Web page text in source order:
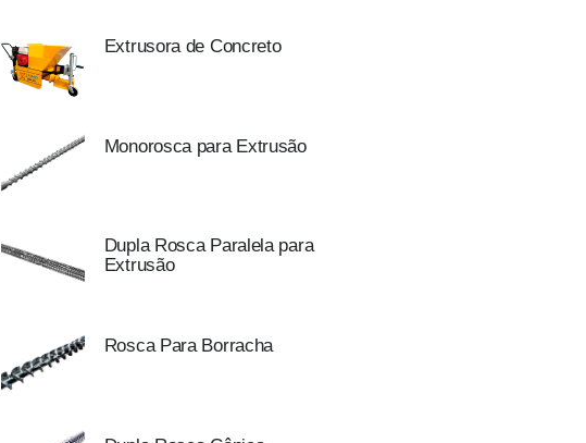
Extrusora de Concreto
Monorosca para Extrusão
Dupla Rosca Paralela para
Extrusão
Rosca Para Borracha